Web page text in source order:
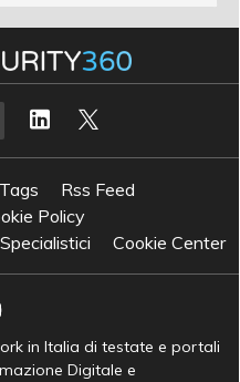
Tags
Rss Feed
Policy
Cookie Center
in Italia di testate e portali
Digitale e